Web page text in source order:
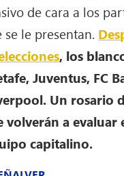
de cara a los
le presentan.
, los
Juventus, FC
Un rosario
volverán a evaluar
capitalino.